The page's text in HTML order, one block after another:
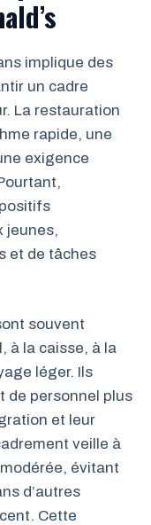
implique des
un cadre
La restauration
rapide, une
exigence
jeunes,
et de tâches
souvent
à la caisse, à la
léger. Ils
de personnel plus
et leur
veille à
évitant
d’autres
Cette